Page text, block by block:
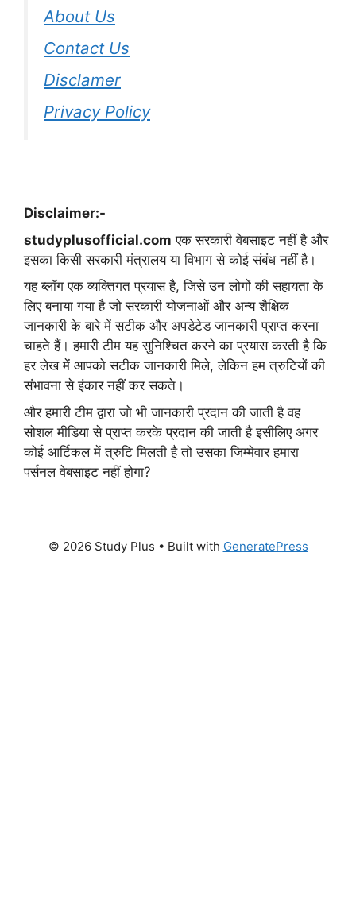
About Us
Contact Us
Disclamer
Privacy Policy
Disclaimer:-
studyplusofficial.com एक सरकारी वेबसाइट नहीं है और
इसका किसी सरकारी मंत्रालय या विभाग से कोई संबंध नहीं है।
यह ब्लॉग एक व्यक्तिगत प्रयास है, जिसे उन लोगों की सहायता के
लिए बनाया गया है जो सरकारी योजनाओं और अन्य शैक्षिक
जानकारी के बारे में सटीक और अपडेटेड जानकारी प्राप्त करना
चाहते हैं। हमारी टीम यह सुनिश्चित करने का प्रयास करती है कि
हर लेख में आपको सटीक जानकारी मिले, लेकिन हम त्रुटियों की
संभावना से इंकार नहीं कर सकते।
और हमारी टीम द्वारा जो भी जानकारी प्रदान की जाती है वह
सोशल मीडिया से प्राप्त करके प्रदान की जाती है इसीलिए अगर
कोई आर्टिकल में त्रुटि मिलती है तो उसका जिम्मेवार हमारा
पर्सनल वेबसाइट नहीं होगा?
© 2026 Study Plus • Built with GeneratePress